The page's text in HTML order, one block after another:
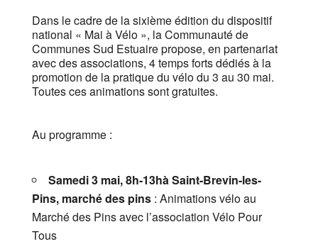
Dans le cadre de la sixième édition du dispositif
national « Mai à Vélo », la Communauté de
Communes Sud Estuaire propose, en partenariat
avec des associations, 4 temps forts dédiés à la
promotion de la pratique du vélo du 3 au 30 mai.
Toutes ces animations sont gratuites.
Au programme :
Samedi 3 mai, 8h-13hà Saint-Brevin-les-
Pins, marché des pins: Animations vélo au
Marché des Pins avec l’association Vélo Pour
Tous